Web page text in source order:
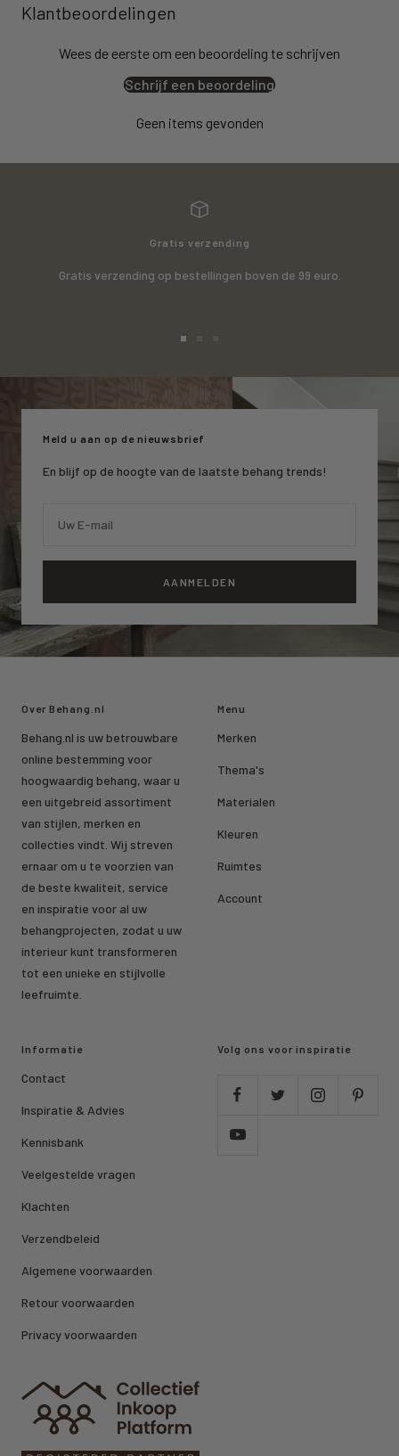
Klantbeoordelingen
Wees de eerste om een beoordeling te schrijven
Schrijf een beoordeling
Geen items gevonden
Gratis verzending
Gratis verzending op bestellingen boven de 99 euro.
1
2
slide
3
Meld u aan op de nieuwsbrief
En blijf op de hoogte van de laatste behang trends!
Uw E-mail
AANMELDEN
Over Behang.nl
Behang.nl is uw betrouwbare
online bestemming voor
hoogwaardig behang, waar u
een uitgebreid assortiment
van stijlen, merken en
collecties vindt. Wij streven
ernaar om u te voorzien van
de beste kwaliteit, service
en inspiratie voor al uw
behangprojecten, zodat u uw
interieur kunt transformeren
tot een unieke en stijlvolle
leefruimte.
Menu
Merken
Thema's
Materialen
Kleuren
Ruimtes
Account
Informatie
Contact
Inspiratie & Advies
Kennisbank
Veelgestelde vragen
Klachten
Verzendbeleid
Algemene voorwaarden
Retour voorwaarden
Privacy voorwaarden
Volg ons voor inspiratie